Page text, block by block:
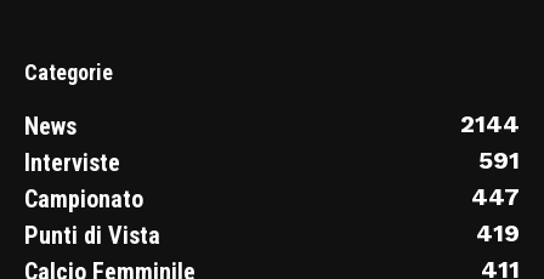
Categorie
News
2144
Interviste
591
Campionato
447
Punti di Vista
419
Calcio Femminile
411